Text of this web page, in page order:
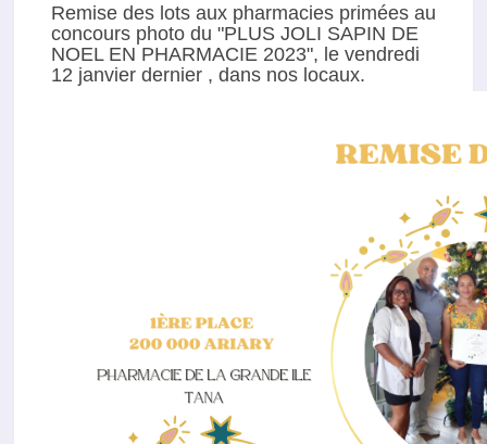
Remise des lots aux pharmacies primées au
concours photo du "PLUS JOLI SAPIN DE
NOEL EN PHARMACIE 2023", le vendredi
12 janvier dernier , dans nos locaux.